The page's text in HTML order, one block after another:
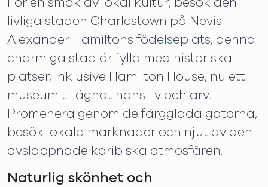
För en smak av lokal kultur, besök den
livliga staden Charlestown på Nevis.
Alexander Hamiltons födelseplats, denna
charmiga stad är fylld med historiska
platser, inklusive Hamilton House, nu ett
museum tillägnat hans liv och arv.
Promenera genom de färgglada gatorna,
besök lokala marknader och njut av den
avslappnade karibiska atmosfären.
Naturlig skönhet och